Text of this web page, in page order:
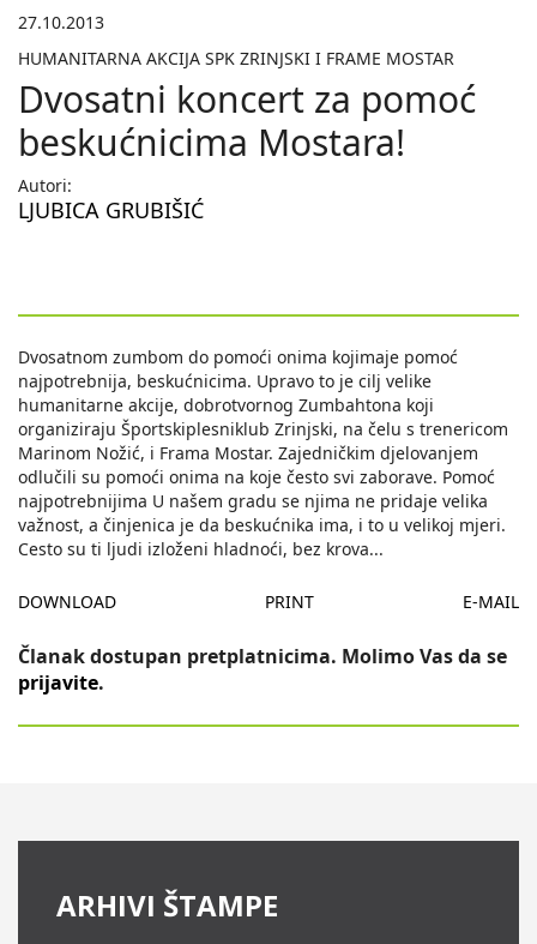
27.10.2013
HUMANITARNA AKCIJA SPK ZRINJSKI I FRAME MOSTAR
Dvosatni koncert za pomoć
beskućnicima Mostara!
Autori:
LJUBICA GRUBIŠIĆ
Dvosatnom zumbom do pomoći onima kojimaje pomoć
najpotrebnija, beskućnicima. Upravo to je cilj velike
humanitarne akcije, dobrotvornog Zumbahtona koji
organiziraju Športskiplesniklub Zrinjski, na čelu s trenericom
Marinom Nožić, i Frama Mostar. Zajedničkim djelovanjem
odlučili su pomoći onima na koje često svi zaborave. Pomoć
najpotrebnijima U našem gradu se njima ne pridaje velika
važnost, a činjenica je da beskućnika ima, i to u velikoj mjeri.
Cesto su ti ljudi izloženi hladnoći, bez krova...
DOWNLOAD PRINT E-MAIL
Članak dostupan pretplatnicima. Molimo Vas da se
prijavite.
ARHIVI ŠTAMPE